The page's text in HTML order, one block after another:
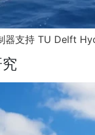
器支持 TU Delft